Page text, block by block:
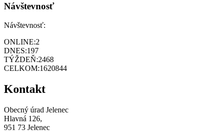
Návštevnosť
Návštevnosť:
ONLINE:2
DNES:197
TÝŽDEŇ:2468
CELKOM:1620844
Kontakt
Obecný úrad Jelenec
Hlavná 126,
951 73 Jelenec